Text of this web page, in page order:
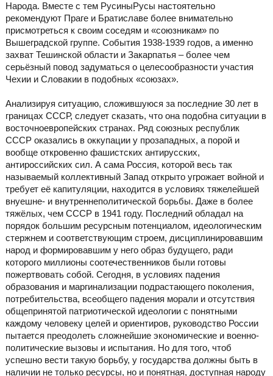
Народа. Вместе с тем РусиныРусы настоятельно
рекомендуют Праге и Братиславе более внимательно
присмотреться к своим соседям и «союзникам» по
Вышеградской группе. События 1938-1939 годов, а именно
захват Тешинской области и Закарпатья – более чем
серьёзный повод задуматься о целесообразности участия
Чехии и Словакии в подобных «союзах».
Анализируя ситуацию, сложившуюся за последние 30 лет в
границах СССР, следует сказать, что она подобна ситуации в
восточноевропейских странах. Ряд союзных республик
СССР оказались в оккупации у прозападных, а порой и
вообще откровенно фашистских антирусских,
антироссийских сил. А сама Россия, которой весь так
называемый коллективный Запад открыто угрожает войной и
требует её капитуляции, находится в условиях тяжелейшей
внуешне- и внутреннеполитической борьбы. Даже в более
тяжёлых, чем СССР в 1941 году. Последний обладал на
порядок большим ресурсным потенциалом, идеологическим
стержнем и соответствующим строем, дисциплинировавшим
народ и формировавшим у него образ будущего, ради
которого миллионы соотечественников были готовы
пожертвовать собой. Сегодня, в условиях падения
образования и маргинализации подрастающего поколения,
потребительства, всеобщего падения морали и отсутствия
общепринятой патриотической идеологии с понятными
каждому человеку целей и ориентиров, руководство России
пытается преодолеть сложнейшие экономические и военно-
политические вызовы и испытания. Но для того, чтоб
успешно вести такую борьбу, у государства должны быть в
наличии не только ресурсы, но и понятная, доступная народу